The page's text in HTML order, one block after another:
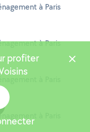
à Paris
à Paris
à Paris
à Paris
profiter